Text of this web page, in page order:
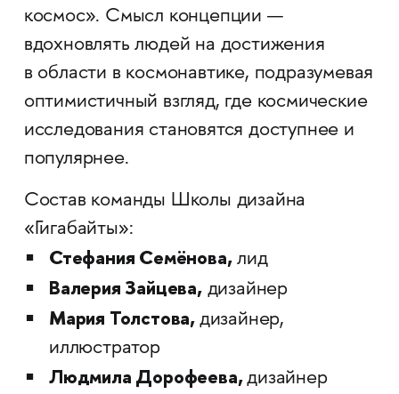
космос». Смысл концепции —
вдохновлять людей на достижения
в области в космонавтике, подразумевая
оптимистичный взгляд, где космические
исследования становятся доступнее и
популярнее.
Состав команды Школы дизайна
«Гигабайты»:
Стефания Семёнова,лид
Валерия Зайцева,дизайнер
Мария Толстова, дизайнер,
иллюстратор
Людмила Дорофеева,дизайнер